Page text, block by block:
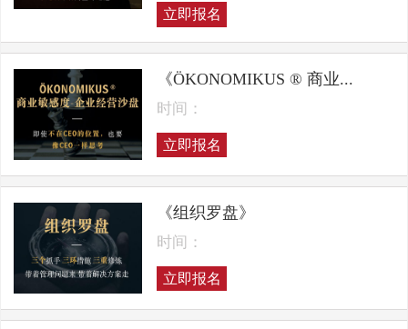
立即报名
《ÖKONOMIKUS ® 商业...
时间：
立即报名
《组织罗盘》
时间：
立即报名